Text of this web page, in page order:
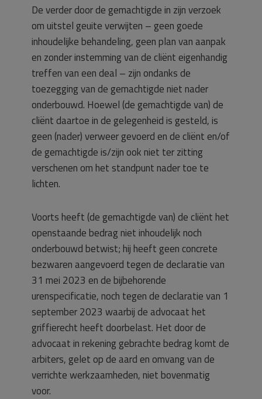
De verder door de gemachtigde in zijn verzoek
om uitstel geuite verwijten – geen goede
inhoudelijke behandeling, geen plan van aanpak
en zonder instemming van de cliënt eigenhandig
treffen van een deal – zijn ondanks de
toezegging van de gemachtigde niet nader
onderbouwd. Hoewel (de gemachtigde van) de
cliënt daartoe in de gelegenheid is gesteld, is
geen (nader) verweer gevoerd en de cliënt en/of
de gemachtigde is/zijn ook niet ter zitting
verschenen om het standpunt nader toe te
lichten.
Voorts heeft (de gemachtigde van) de cliënt het
openstaande bedrag niet inhoudelijk noch
onderbouwd betwist; hij heeft geen concrete
bezwaren aangevoerd tegen de declaratie van
31 mei 2023 en de bijbehorende
urenspecificatie, noch tegen de declaratie van 1
september 2023 waarbij de advocaat het
griffierecht heeft doorbelast. Het door de
advocaat in rekening gebrachte bedrag komt de
arbiters, gelet op de aard en omvang van de
verrichte werkzaamheden, niet bovenmatig
voor.